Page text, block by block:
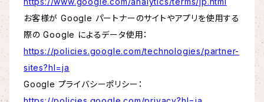
お客様が Google パートナーのサイトやアプリを使用する
際の Google によるデータ使用：
https://policies.google.com/technologies/partner-
sites?hl=ja
Google プライバシーポリシー：